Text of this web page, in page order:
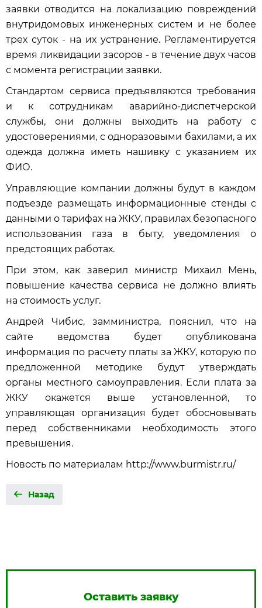
заявки отводится на локализацию повреждений
внутридомовых инженерных систем и не более
трех суток - на их устранение. Регламентируется
время ликвидации засоров - в течение двух часов
с момента регистрации заявки.
Стандартом сервиса предъявляются требования
и к сотрудникам аварийно-диспетчерской
службы, они должны выходить на работу с
удостоверениями, с одноразовыми бахилами, а их
одежда должна иметь нашивку с указанием их
ФИО.
Управляющие компании должны будут в каждом
подъезде размещать информационные стенды с
данными о тарифах на ЖКУ, правилах безопасного
использования газа в быту, уведомления о
предстоящих работах.
При этом, как заверил министр Михаил Мень,
повышение качества сервиса не должно влиять
на стоимость услуг.
Андрей Чибис, замминистра, пояснил, что на
сайте ведомства будет опубликована
информация по расчету платы за ЖКУ, которую по
предложенной методике будут утверждать
органы местного самоуправления. Если плата за
ЖКУ окажется выше установленной, то
управляющая организация будет обосновывать
перед собственниками необходимость этого
превышения.
Новость по материалам http://www.burmistr.ru/
Назад
Оставить заявку